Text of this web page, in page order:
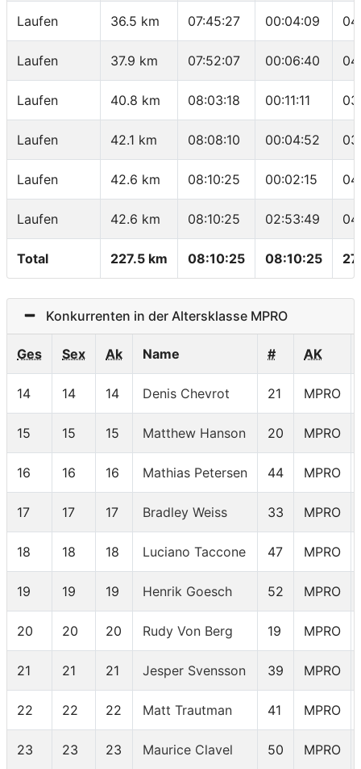
Laufen 36.5 km 07:45:27 00:04:09
Laufen 37.9 km 07:52:07 00:06:40
Laufen 40.8 km 08:03:18 00:11:11
Laufen 42.1 km 08:08:10 00:04:52
Laufen 42.6 km 08:10:25 00:02:15
Laufen 42.6 km 08:10:25 02:53:49
Total 227.5 km 08:10:25 08:10:25
Konkurrenten in der Altersklasse MPRO
Ges Sex Ak Name # AK
14 14 14 Denis Chevrot 21 MPRO
15 15 15 Matthew Hanson 20 MPRO
16 16 16 Mathias Petersen 44 MPRO
17 17 17 Bradley Weiss 33 MPRO
18 18 18 Luciano Taccone 47 MPRO
19 19 19 Henrik Goesch 52 MPRO
20 20 20 Rudy Von Berg 19 MPRO
21 21 21 Jesper Svensson 39 MPRO
22 22 22 Matt Trautman 41 MPRO
23 23 23 Maurice Clavel 50 MPRO